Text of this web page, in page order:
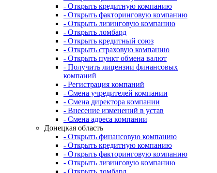
- Открыть кредитную компанию
- Открыть факторинговую компанию
- Открыть лизинговую компанию
- Открыть ломбард
- Открыть кредитный союз
- Открыть страховую компанию
- Открыть пункт обмена валют
- Получить лицензии финансовых
компаний
- Регистрация компаний
- Смена учредителей компании
- Смена директора компании
- Внесение изменений в устав
- Смена адреса компании
Донецкая область
- Открыть финансовую компанию
- Открыть кредитную компанию
- Открыть факторинговую компанию
- Открыть лизинговую компанию
- Открыть ломбард